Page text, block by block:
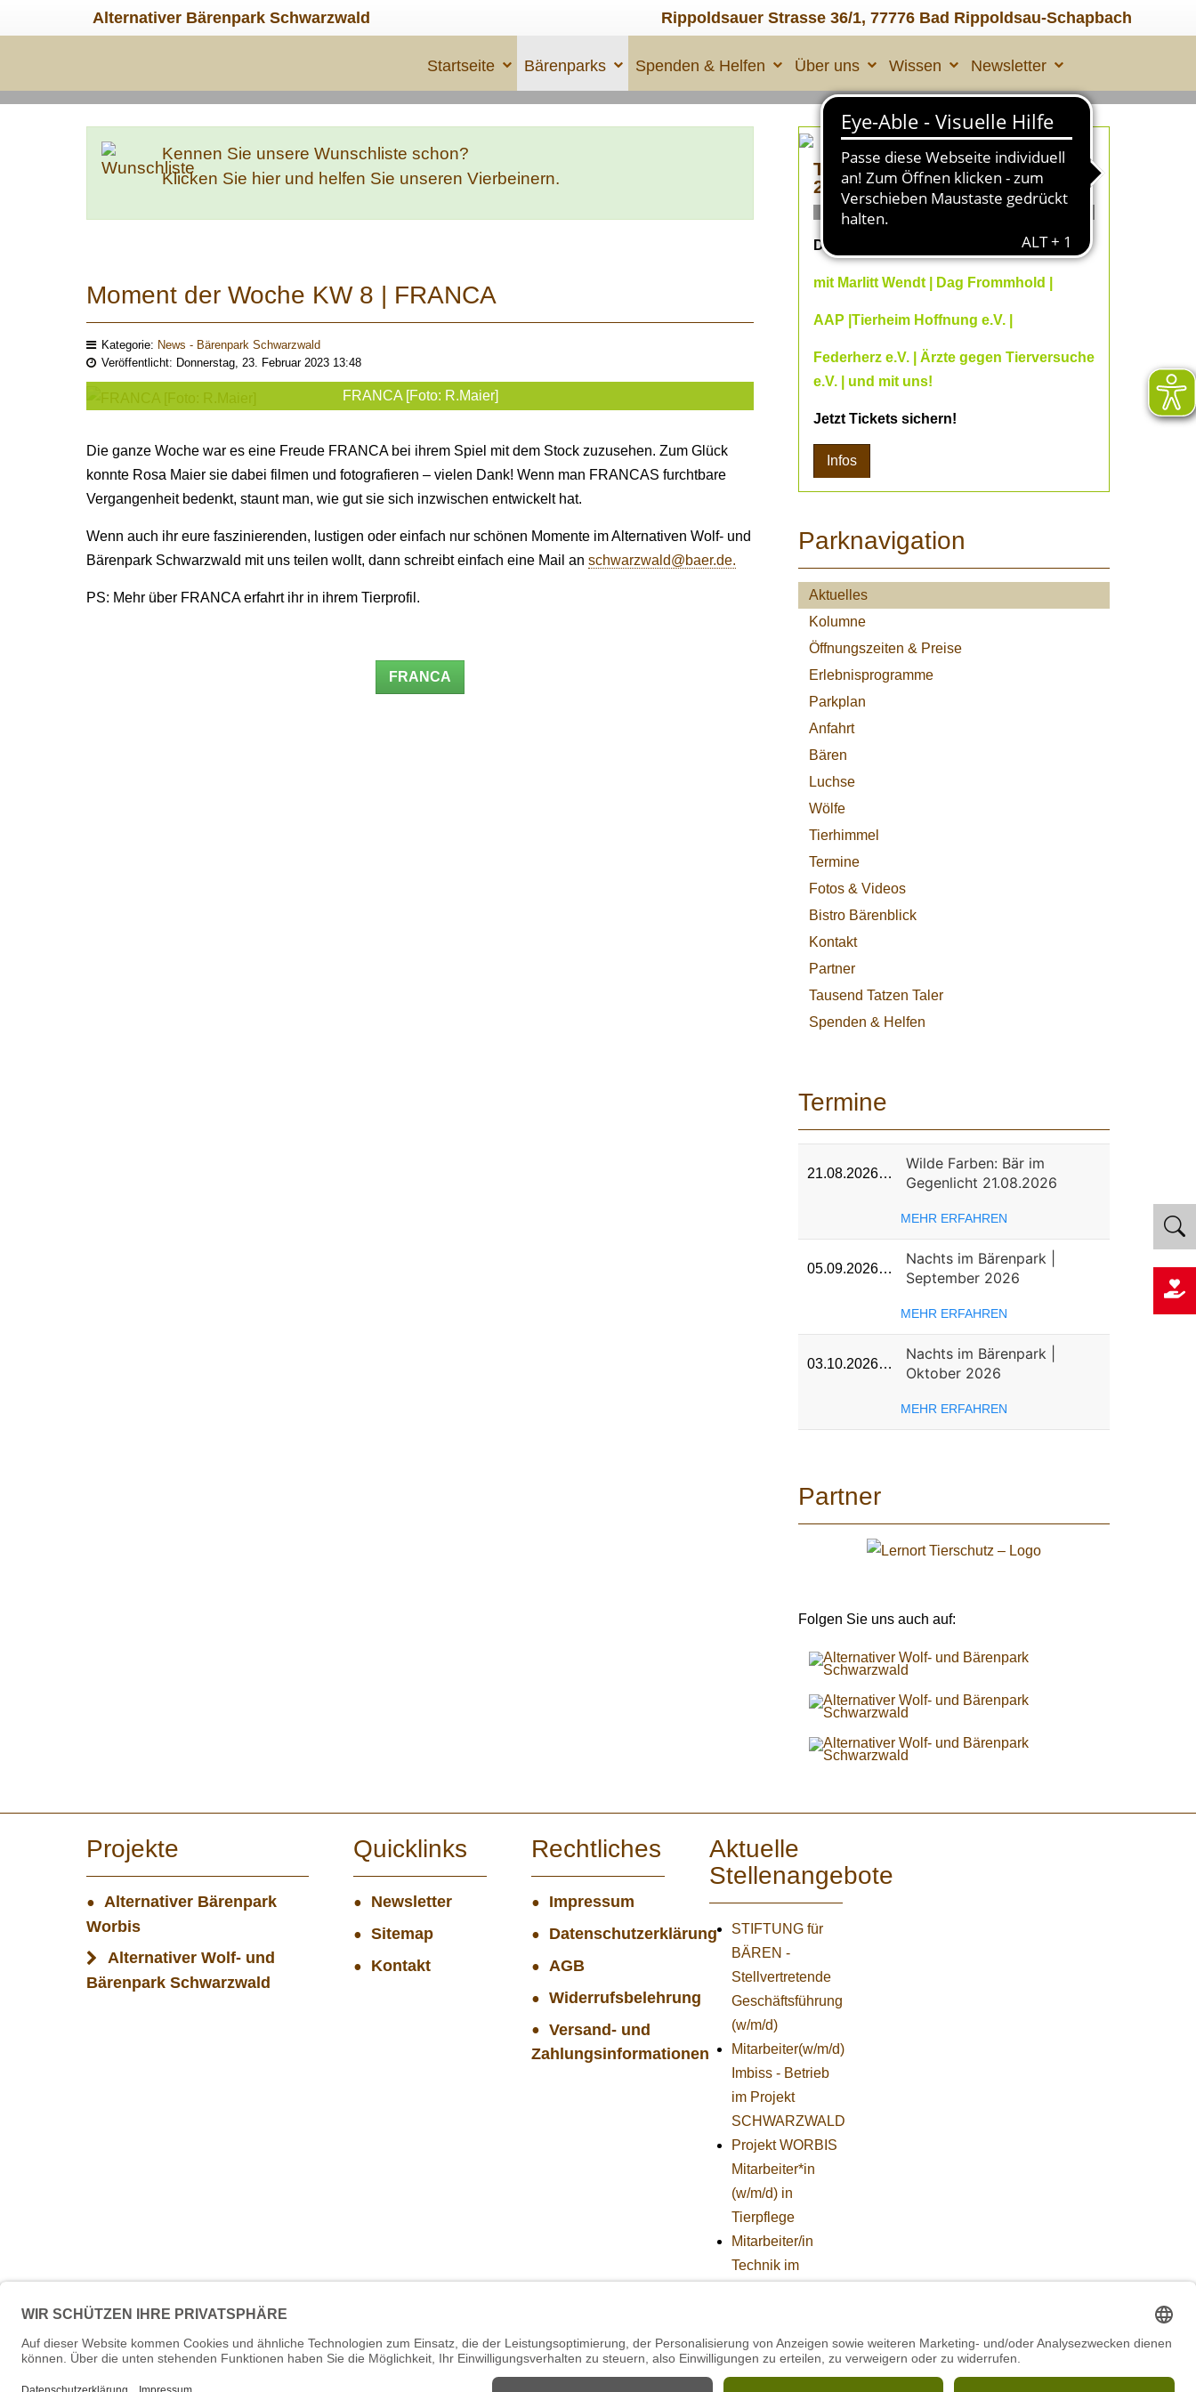
Alternativer Bärenpark Schwarzwald Rippoldsauer Strasse 36/1, 77776 Bad Rippoldsau-Schapbach
Startseite Bärenparks Spenden & Helfen Über uns Wissen Newsletter
Kennen Sie unsere Wunschliste schon?
Klicken Sie hier und helfen Sie unseren Vierbeinern.
Moment der Woche KW 8 | FRANCA
Kategorie: News - Bärenpark Schwarzwald
Veröffentlicht: Donnerstag, 23. Februar 2023 13:48
FRANCA [Foto: R.Maier]
Die ganze Woche war es eine Freude FRANCA bei ihrem Spiel mit dem Stock zuzusehen. Zum Glück
konnte Rosa Maier sie dabei filmen und fotografieren – vielen Dank! Wenn man FRANCAS furchtbare
Vergangenheit bedenkt, staunt man, wie gut sie sich inzwischen entwickelt hat.
Wenn auch ihr eure faszinierenden, lustigen oder einfach nur schönen Momente im Alternativen Wolf- und
Bärenpark Schwarzwald mit uns teilen wollt, dann schreibt einfach eine Mail an schwarzwald@baer.de.
PS: Mehr über FRANCA erfahrt ihr in ihrem Tierprofil.
FRANCA
TIERLEID made in ÜBERALL
2
ONLINE Fachvorträge
Dein Online--Herbst 2026
mit Marlitt Wendt | Dag Frommhold |
AAP |Tierheim Hoffnung e.V. |
Federherz e.V. | Ärzte gegen Tierversuche
e.V. | und mit uns!
Jetzt Tickets sichern!
Infos
Parknavigation
Aktuelles
Kolumne
Öffnungszeiten & Preise
Erlebnisprogramme
Parkplan
Anfahrt
Bären
Luchse
Wölfe
Tierhimmel
Termine
Fotos & Videos
Bistro Bärenblick
Kontakt
Partner
Tausend Tatzen Taler
Spenden & Helfen
Termine
21.08.2026…
Wilde Farben: Bär im
Gegenlicht 21.08.2026
MEHR ERFAHREN
05.09.2026…
Nachts im Bärenpark |
September 2026
MEHR ERFAHREN
03.10.2026…
Nachts im Bärenpark |
Oktober 2026
MEHR ERFAHREN
Partner
Folgen Sie uns auch auf:
Projekte
Alternativer Bärenpark
Worbis
Alternativer Wolf- und
Bärenpark Schwarzwald
Quicklinks
Newsletter
Sitemap
Kontakt
Rechtliches
Impressum
Datenschutzerklärung
AGB
Widerrufsbelehrung
Versand- und
Zahlungsinformationen
Aktuelle
Stellenangebote
STIFTUNG für
BÄREN -
Stellvertretende
Geschäftsführung
(w/m/d)
Mitarbeiter(w/m/d)
Imbiss - Betrieb
im Projekt
SCHWARZWALD
Projekt WORBIS
Mitarbeiter*in
(w/m/d) in
Tierpflege
Mitarbeiter/in
Technik im
Projekt WORBIS
Praktikum: